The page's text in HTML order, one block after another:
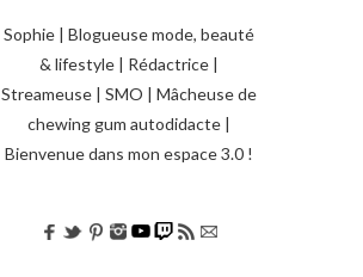
Sophie | Blogueuse mode, beauté
& lifestyle | Rédactrice |
Streameuse | SMO | Mâcheuse de
chewing gum autodidacte |
Bienvenue dans mon espace 3.0 !